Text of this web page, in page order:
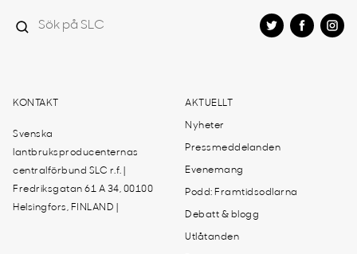
KONTAKT
Svenska
lantbruksproducenternas
centralförbund SLC r.f. |
Fredriksgatan 61 A 34, 00100
Helsingfors, FINLAND |
AKTUELLT
Nyheter
Pressmeddelanden
Evenemang
Podd: Framtidsodlarna
Debatt & blogg
Utlåtanden